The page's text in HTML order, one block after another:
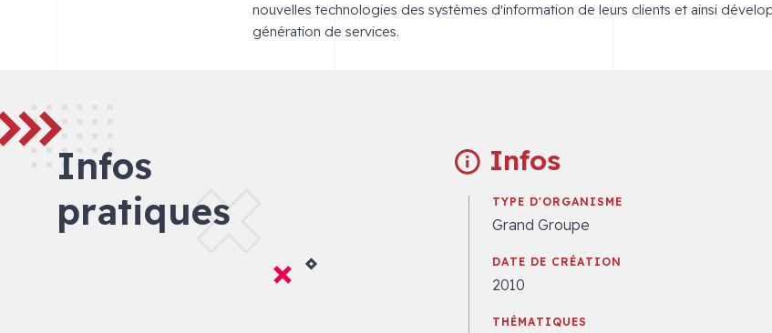
nouvelles technologies des systèmes d'information de leurs clients et ainsi
génération de services.
Infos
pratiques
Infos
TYPE D'ORGANISME
Grand Groupe
DATE DE CRÉATION
2010
THÉMATIQUES